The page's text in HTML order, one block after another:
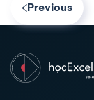
Previous